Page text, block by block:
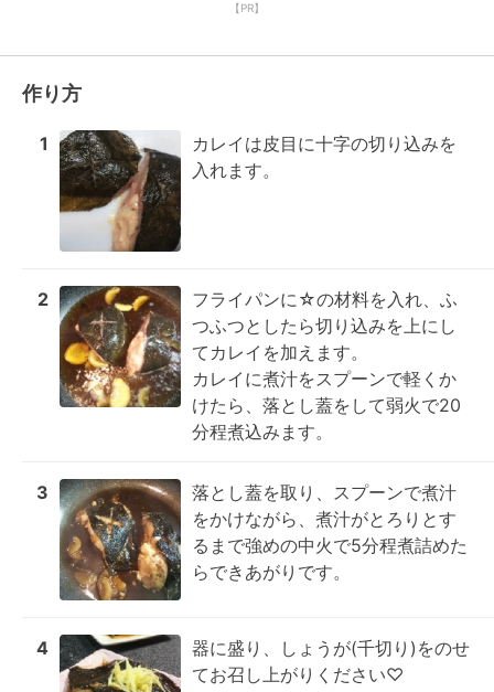
【PR】
作り方
1
カレイは皮目に十字の切り込みを
入れます。
2
フライパンに☆の材料を入れ、ふ
つふつとしたら切り込みを上にし
てカレイを加えます。
カレイに煮汁をスプーンで軽くか
けたら、落とし蓋をして弱火で20
分程煮込みます。
3
落とし蓋を取り、スプーンで煮汁
をかけながら、煮汁がとろりとす
るまで強めの中火で5分程煮詰めた
らできあがりです。
4
器に盛り、しょうが(千切り)をのせ
てお召し上がりください♡